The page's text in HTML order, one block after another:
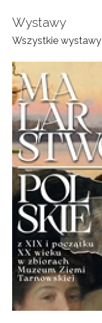
Wystawy
Wszystkie wystawy
Muzeum
Ziemi
Tarnowskiej